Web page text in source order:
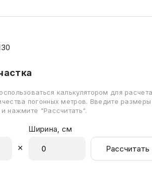
калькулятором для расчета
погонных метров. Введите
нажмите "Рассчитать".
×
Ширина, см
Рассчитать